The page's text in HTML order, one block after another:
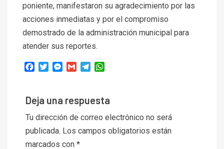
poniente, manifestaron su agradecimiento por las
acciones inmediatas y por el compromiso
demostrado de la administración municipal para
atender sus reportes.
Facebook
TwitterMessenger
Gmail Telegram
Deja una respuesta
Tu dirección de correo electrónico no será
publicada. Los campos obligatorios están
marcados con *